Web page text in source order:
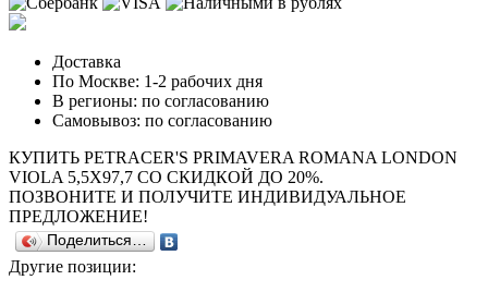
Доставка
По Москве: 1-2 рабочих дня
В регионы: по согласованию
Самовывоз: по согласованию
КУПИТЬ PETRACER'S PRIMAVERA ROMANA LONDON
VIOLA 5,5X97,7 СО СКИДКОЙ ДО 20%.
ПОЗВОНИТЕ И ПОЛУЧИТЕ ИНДИВИДУАЛЬНОЕ
ПРЕДЛОЖЕНИЕ!
Поделиться…
Другие позиции: